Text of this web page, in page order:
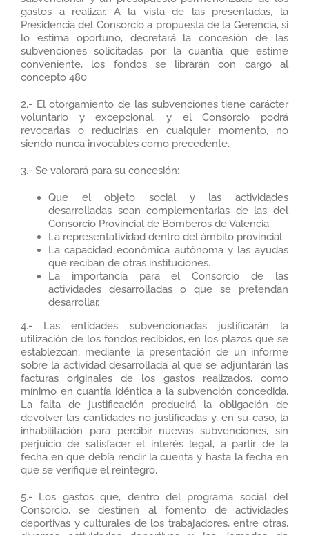
gastos a realizar. A la vista de las presentadas, la
Presidencia del Consorcio a propuesta de la Gerencia, si
lo estima oportuno, decretará la concesión de las
subvenciones solicitadas por la cuantía que estime
conveniente, los fondos se librarán con cargo al
concepto 480.
2.- El otorgamiento de las subvenciones tiene carácter
voluntario y excepcional, y el Consorcio podrá
revocarlas o reducirlas en cualquier momento, no
siendo nunca invocables como precedente.
3.- Se valorará para su concesión:
Que el objeto social y las actividades
desarrolladas sean complementarias de las del
Consorcio Provincial de Bomberos de Valencia.
La representatividad dentro del ámbito provincial
La capacidad económica autónoma y las ayudas
que reciban de otras instituciones.
La importancia para el Consorcio de las
actividades desarrolladas o que se pretendan
desarrollar.
4.- Las entidades subvencionadas justificarán la
utilización de los fondos recibidos, en los plazos que se
establezcan, mediante la presentación de un informe
sobre la actividad desarrollada al que se adjuntarán las
facturas originales de los gastos realizados, como
mínimo en cuantía idéntica a la subvención concedida.
La falta de justificación producirá la obligación de
devolver las cantidades no justificadas y, en su caso, la
inhabilitación para percibir nuevas subvenciones, sin
perjuicio de satisfacer el interés legal, a partir de la
fecha en que debía rendir la cuenta y hasta la fecha en
que se verifique el reintegro.
5.- Los gastos que, dentro del programa social del
Consorcio, se destinen al fomento de actividades
deportivas y culturales de los trabajadores, entre otras,